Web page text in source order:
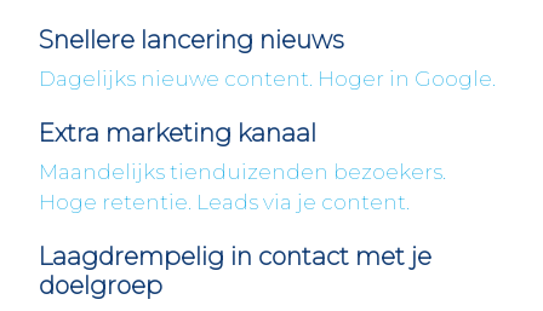
Snellere lancering nieuws
Dagelijks nieuwe content. Hoger in Google.
Extra marketing kanaal
Maandelijks tienduizenden bezoekers.
Hoge retentie. Leads via je content.
Laagdrempelig in contact met je
doelgroep